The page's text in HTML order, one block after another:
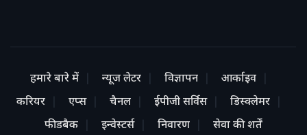
हमारे बारे में न्यूज लेटर विज्ञापन
आर्काइव
करियर
एप्स चैनल ईपीजी सर्विस
डिस्क्लेमर
फीडबैक
इन्वेस्टर्स निवारण सेवा की शर्तें